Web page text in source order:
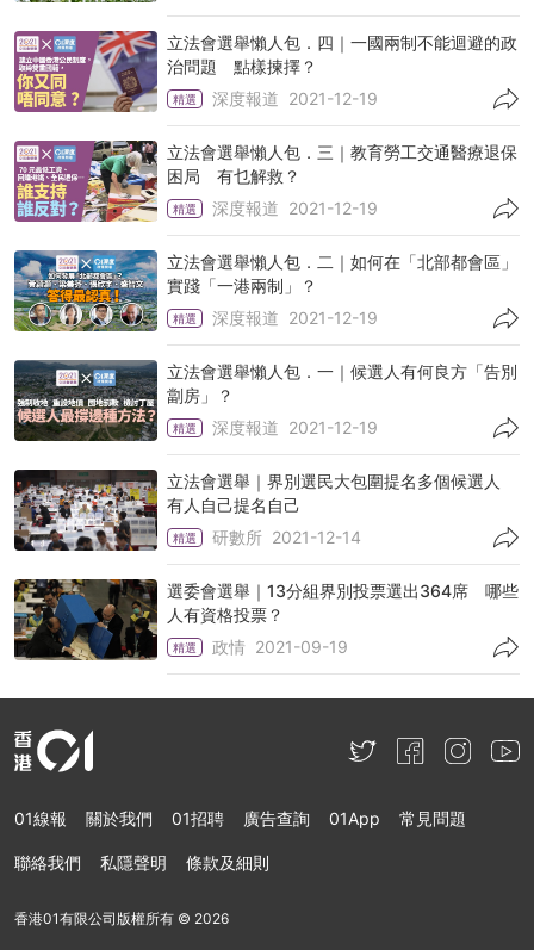
立法會選舉懶人包．四｜一國兩制不能迴避的政
治問題 點樣揀擇？
精選 深度報道 2021-12-19
立法會選舉懶人包．三｜教育勞工交通醫療退保
困局 有乜解救？
精選 深度報道 2021-12-19
立法會選舉懶人包．二｜如何在「北部都會區」
實踐「一港兩制」？
精選 深度報道 2021-12-19
立法會選舉懶人包．一｜候選人有何良方「告別
劏房」？
精選 深度報道 2021-12-19
立法會選舉｜界別選民大包圍提名多個候選人
有人自己提名自己
精選 研數所 2021-12-14
選委會選舉｜13分組界別投票選出364席 哪些
人有資格投票？
精選 政情 2021-09-19
01線報 關於我們 01招聘 廣告查詢 01App 常見問題
聯絡我們 私隱聲明 條款及細則
香港01有限公司版權所有 © 2026